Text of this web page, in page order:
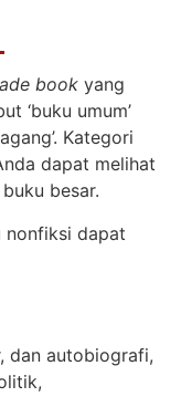
book yang
‘buku umum’
Kategori
dapat melihat
besar.
nonfiksi dapat
dan autobiografi,